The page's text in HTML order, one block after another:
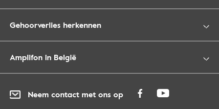
Gehoorverlies herkennen
Amplifon in België
Neem contact met ons op